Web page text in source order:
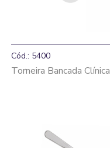
Cód.: 5400
Torneira Bancada Clínica